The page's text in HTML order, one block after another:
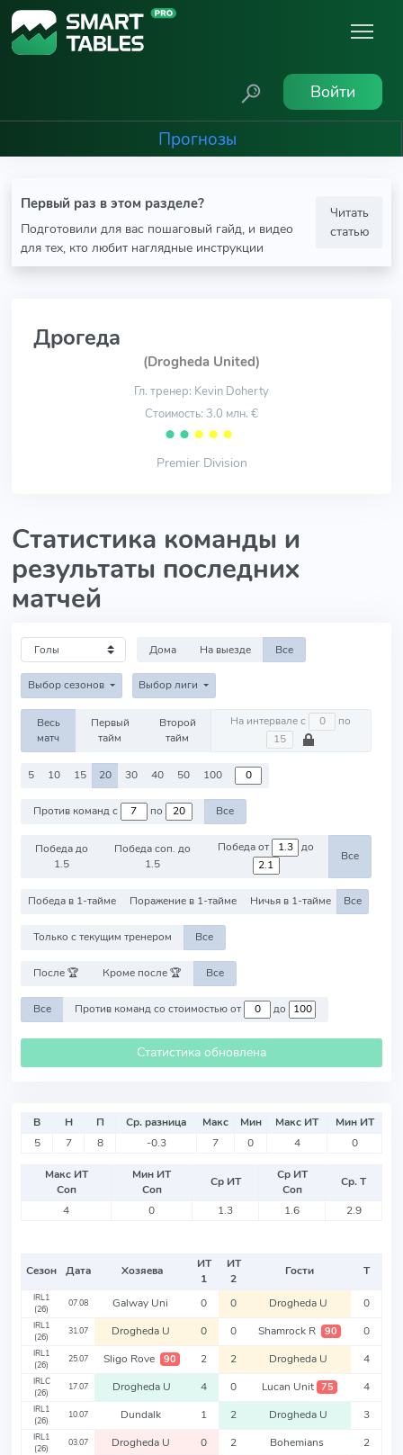
Войти
Прогнозы
Первый раз в этом разделе?
Подготовили для вас пошаговый гайд, и видео
для тех, кто любит наглядные инструкции
Читать
статью
Дрогеда
(Drogheda United)
Гл. тренер: Kevin Doherty
Стоимость: 3.0 млн. €
⬤ ⬤ ⬤ ⬤ ⬤
Premier Division
Статистика команды и
результаты последних
матчей
Дома На выезде Все
Выбор сезонов Выбор лиги
Весь
матч
Первый
тайм
Второй
тайм
На интервале с по
5 10 15 20 30 40 50 100
Против команд с по Все
Победа до
1.5
Победа соп. до
1.5
Победа от до
Все
Победа в 1-тайме Поражение в 1-тайме Ничья в 1-тайме Все
Только с текущим тренером Все
После 🏆 Кроме после 🏆 Все
Все Против команд со стоимостью от до
Статистика обновлена
В Н П Ср. разница Макс Мин Макс ИТ
Мин ИТ
5
7 8 -0.3 7 0 4 0
Макс ИТ
Соп
Мин ИТ
Соп
Ср ИТ
Ср ИТ
Соп
Ср. Т
4
0 1.3 1.6 2.9
Сезон Дата Хозяева
ИТ
1
ИТ
2
Гости Т
IRL1
(26)
07.08 Galway Uni 0 0 Drogheda U 0
IRL1
(26)
31.07 Drogheda U 0 0 Shamrock R 90 0
IRL1
(26)
25.07 Sligo Rove 90 2 2 Drogheda U 4
IRLC
(26)
17.07 Drogheda U 4 0 Lucan Unit 75 4
IRL1
(26)
10.07 Dundalk 1 2 Drogheda U 3
IRL1
(26)
03.07 Drogheda U 0 2 Bohemians 2